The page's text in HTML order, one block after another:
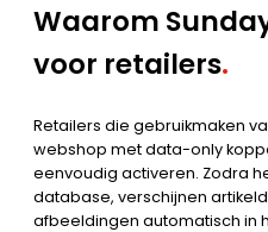
Waarom
voor retailers.
Retailers die gebruikmaken
webshop met data-only
eenvoudig activeren. Zodra
database, verschijnen
afbeeldingen automatisch in